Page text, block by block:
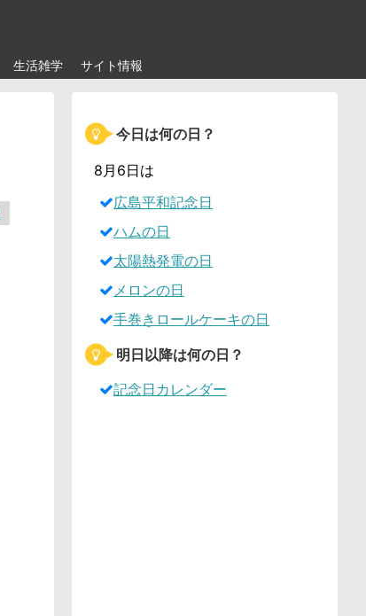
生活雑学 サイト情報
今日は何の日？
8月6日は
広島平和記念日
ハムの日
太陽熱発電の日
メロンの日
手巻きロールケーキの日
明日以降は何の日？
記念日カレンダー